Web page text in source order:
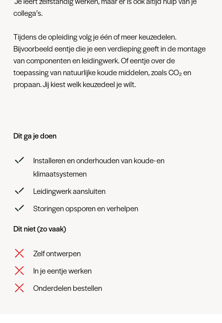
collega’s.
Tijdens de opleiding volg je één of meer keuzedelen.
Bijvoorbeeld eentje die je een verdieping geeft in de montage
van componenten en leidingwerk. Of eentje over de
toepassing van natuurlijke koude middelen, zoals CO₂ en
propaan. Jij kiest welk keuzedeel je wilt.
Dit ga je doen
Installeren en onderhouden van koude- en
klimaatsystemen
Leidingwerk aansluiten
Storingen opsporen en verhelpen
Dit niet (zo vaak)
Zelf ontwerpen
In je eentje werken
Onderdelen bestellen